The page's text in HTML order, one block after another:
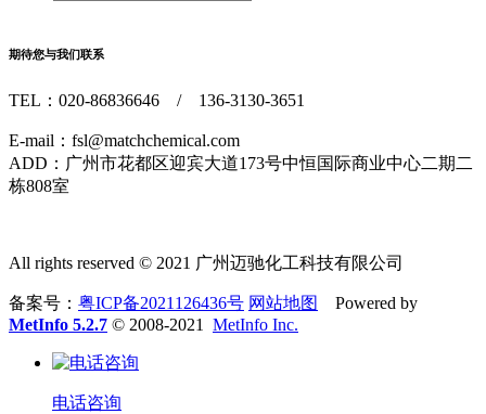
期待您与我们联系
TEL：020-86836646 / 136-3130-3651
E-mail：fsl@matchchemical.com
ADD：广州市花都区迎宾大道173号中恒国际商业中心二期二
栋808室
All rights reserved © 2021 广州迈驰化工科技有限公司
备案号： 粤ICP备2021126436号 网站地图
Powered by
MetInfo 5.2.7 © 2008-2021 MetInfo Inc.
电话咨询